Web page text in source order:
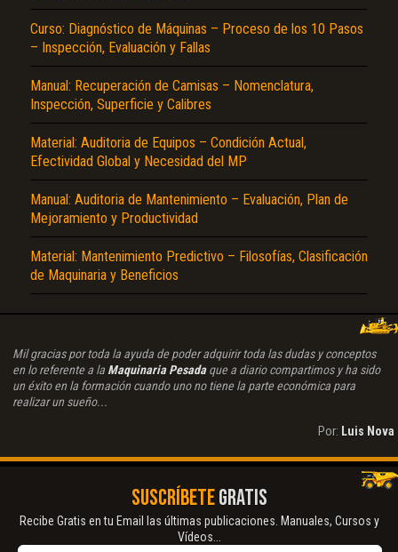
Curso: Diagnóstico de Máquinas – Proceso de los 10 Pasos
– Inspección, Evaluación y Fallas
Manual: Recuperación de Camisas – Nomenclatura,
Inspección, Superficie y Calibres
Material: Auditoria de Equipos – Condición Actual,
Efectividad Global y Necesidad del MP
Manual: Auditoria de Mantenimiento – Evaluación, Plan de
Mejoramiento y Productividad
Material: Mantenimiento Predictivo – Filosofías, Clasificación
de Maquinaria y Beneficios
Mil gracias por toda la ayuda de poder adquirir toda las dudas y conceptos
en lo referente a la Maquinaria Pesadaque a diario compartimos y ha sido
un éxito en la formación cuando uno no tiene la parte económica para
realizar un sueño...
Por: Luis Nova
SUSCRÍBETEGRATIS
Recibe Gratis en tu Email las últimas publicaciones. Manuales, Cursos y
Vídeos...